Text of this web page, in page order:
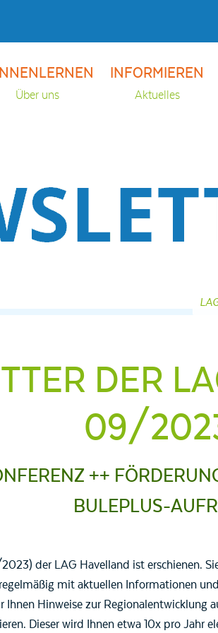
Über uns
INFORMIEREN
Aktuelles
DER
09/
++
BULEPLUS-
der LAG Havelland ist erschienen.
mit aktuellen Informationen
Hinweise zur Regionalentwicklung
Dieser wird Ihnen etwa 10x pro Jahr